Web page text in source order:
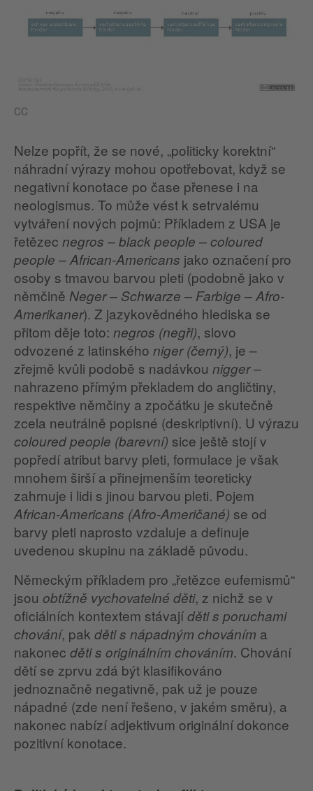
CC
Nelze popřít, že se nové, „politicky korektní“
náhradní výrazy mohou opotřebovat, když se
negativní konotace po čase přenese i na
neologismus. To může vést k setrvalému
vytváření nových pojmů: Příkladem z USA je
řetězec negros – black people – coloured
people – African-Americans jako označení pro
osoby s tmavou barvou pleti (podobně jako v
němčině Neger – Schwarze – Farbige – Afro-
Amerikaner). Z jazykovědného hlediska se
přitom děje toto: negros (negři), slovo
odvozené z latinského niger (černý), je –
zřejmě kvůli podobě s nadávkou nigger–
nahrazeno přímým překladem do angličtiny,
respektive němčiny a zpočátku je skutečně
zcela neutrálně popisné (deskriptivní). U výrazu
coloured people (barevní) sice ještě stojí v
popředí atribut barvy pleti, formulace je však
mnohem širší a přinejmenším teoreticky
zahrnuje i lidi s jinou barvou pleti. Pojem
African-Americans (Afro-Američané) se od
barvy pleti naprosto vzdaluje a definuje
uvedenou skupinu na základě původu.
Německým příkladem pro „řetězce eufemismů“
jsou obtížně vychovatelné děti, z nichž se v
oficiálních kontextem stávajíděti s poruchami
chování, pak děti s nápadným chováním a
nakonec děti s originálním chováním. Chování
dětí se zprvu zdá být klasifikováno
jednoznačně negativně, pak už je pouze
nápadné (zde není řešeno, v jakém směru), a
nakonec nabízí adjektivum originální dokonce
pozitivní konotace.